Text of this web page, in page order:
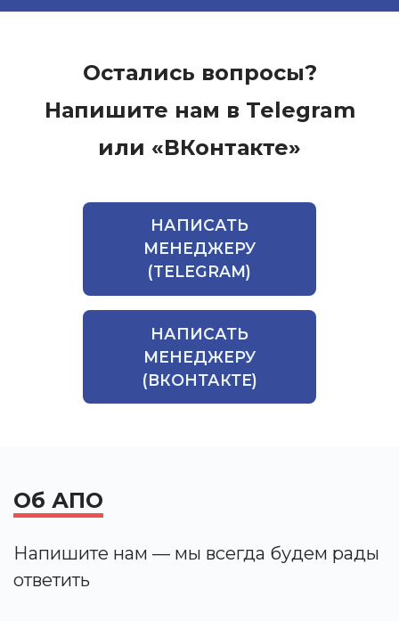
Остались вопросы?
Напишите нам в Telegram
или «ВКонтакте»
НАПИСАТЬ
МЕНЕДЖЕРУ
(TELEGRAM)
НАПИСАТЬ
МЕНЕДЖЕРУ
(ВКОНТАКТЕ)
Об АПО
Напишите нам — мы всегда будем рады
ответить